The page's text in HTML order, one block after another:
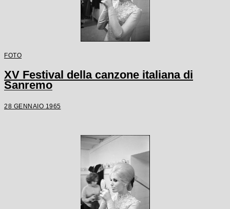
FOTO
XV Festival della canzone italiana di
Sanremo
28 GENNAIO 1965